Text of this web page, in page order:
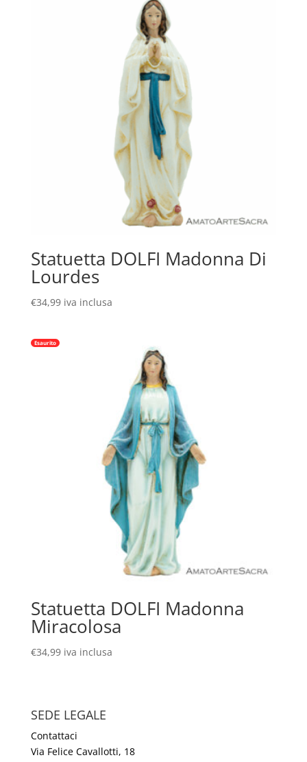
Statuetta DOLFI Madonna Di
Lourdes
€34,99 iva inclusa
Esaurito
Statuetta DOLFI Madonna
Miracolosa
€34,99 iva inclusa
SEDE LEGALE
Contattaci
Via Felice Cavallotti, 18